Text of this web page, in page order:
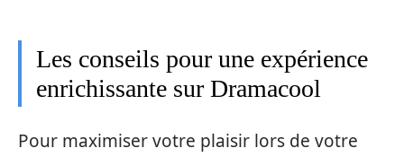
Les conseils pour une expérience
enrichissante sur Dramacool
Pour maximiser votre plaisir lors de votre